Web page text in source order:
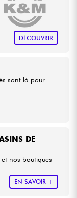
DÉCOUVRIR
DE
nos boutiques
EN SAVOIR +
sont là pour